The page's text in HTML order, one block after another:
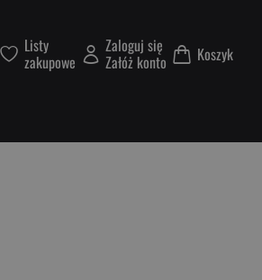
Listy
zakupowe
Zaloguj się
Załóż konto Koszyk